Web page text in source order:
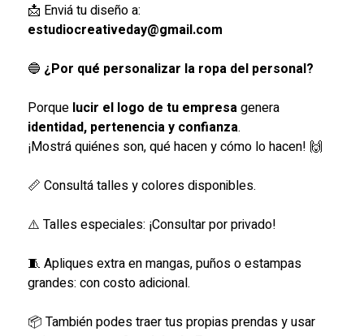
📩 Enviá tu diseño a:
estudiocreativeday@gmail.com
🔵 ¿Por qué personalizar la ropa del personal?
Porque lucir el logo de tu empresagenera
identidad, pertenencia y confianza.
¡Mostrá quiénes son, qué hacen y cómo lo hacen! 🙌
📏 Consultá talles y colores disponibles.
⚠️ Talles especiales: ¡Consultar por privado!
🧵 Apliques extra en mangas, puños o estampas
grandes: con costo adicional.
📦 También podes traer tus propias prendas y usar